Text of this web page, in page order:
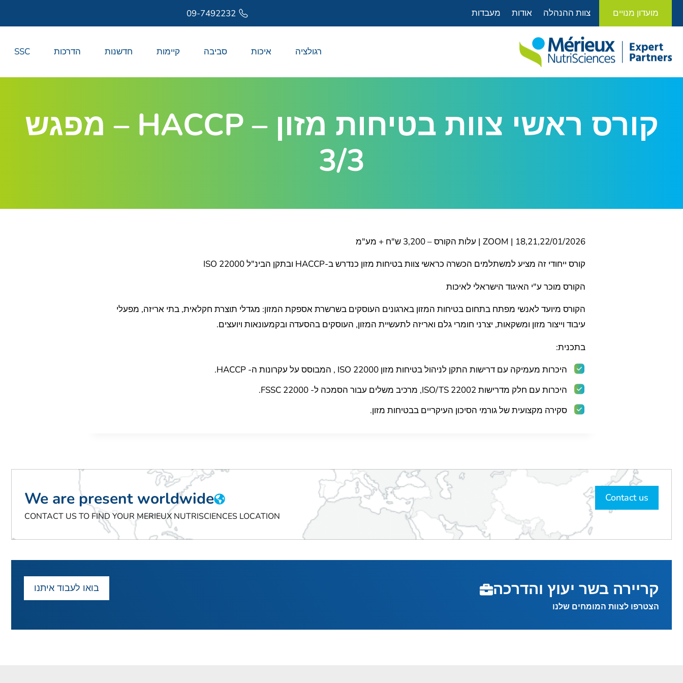
מועדון מנויים צוות ההנהלה אודות מעבדות 09-7492232
רגולציה איכות סביבה קיימות חדשנות הדרכות SSC
קורס ראשי צוות בטיחות מזון – HACCP – מפגש
3/3
18,21,22/01/2026 | ZOOM | עלות הקורס – 3,200 ש"ח + מע"מ
קורס ייחודי זה מציע למשתלמים הכשרה כראשי צוות בטיחות מזון כנדרש ב-HACCP ובתקן הבינ"ל ISO 22000
הקורס מוכר ע"י האיגוד הישראלי לאיכות
הקורס מיועד לאנשי מפתח בתחום בטיחות המזון בארגונים העוסקים בשרשרת אספקת המזון: מגדלי תוצרת חקלאית, בתי אריזה, מפעלי
עיבוד וייצור מזון ומשקאות, יצרני חומרי גלם ואריזה לתעשיית המזון, העוסקים בהסעדה ובקמעונאות ויועצים.
בתכנית:
היכרות מעמיקה עם דרישות התקן לניהול בטיחות מזון ISO 22000 , המבוסס על עקרונות ה- HACCP.
היכרות עם חלק מדרישות ISO/TS 22002, מרכיב משלים עבור הסמכה ל- FSSC 22000.
סקירה מקצועית של גורמי הסיכון העיקריים בבטיחות מזון.
Contact us
We are present worldwide
CONTACT US TO FIND YOUR MERIEUX NUTRISCIENCES LOCATION
קריירה בשר יעוץ והדרכה
הצטרפו לצוות המומחים שלנו
בואו לעבוד איתנו